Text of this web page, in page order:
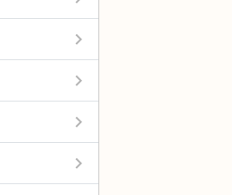
keyboard_arrow_right
keyboard_arrow_right
keyboard_arrow_right
keyboard_arrow_right